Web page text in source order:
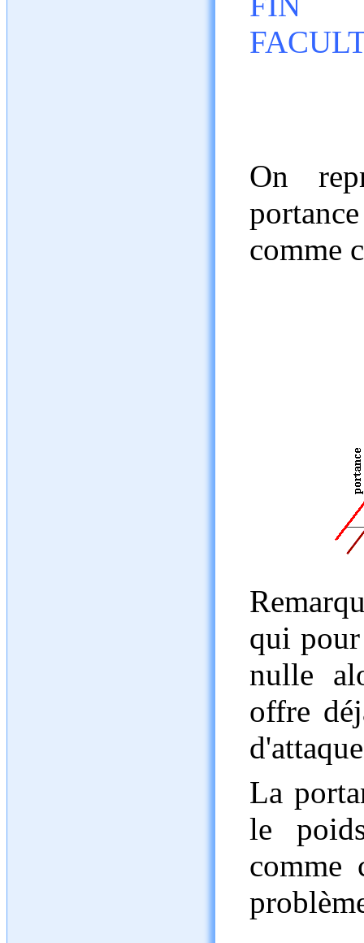
On
comme
qui
nulle
offre
La
le
comme